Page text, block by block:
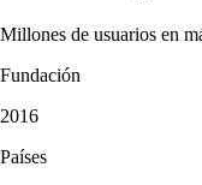
Millones de usuarios en
Fundación
2016
Países